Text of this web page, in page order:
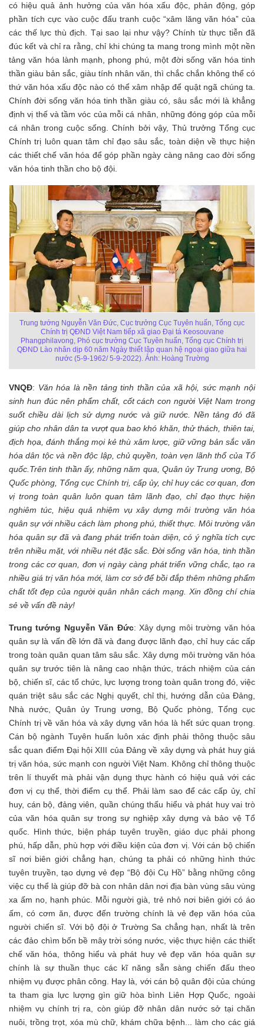
có hiệu quả ảnh hưởng của văn hóa xấu độc, phản động, góp
phần tích cực vào cuộc đấu tranh cuộc “xâm lăng văn hóa” của
các thế lực thù địch. Tại sao lại như vậy? Chính từ thực tiễn đã
đúc kết và chỉ ra rằng, chỉ khi chúng ta mang trong mình một nền
tảng văn hóa lành mạnh, phong phú, một đời sống văn hóa tinh
thần giàu bản sắc, giàu tính nhân văn, thì chắc chắn không thể có
thứ văn hóa xấu độc nào có thể xâm nhập để quật ngã chúng ta.
Chính đời sống văn hóa tinh thần giàu có, sâu sắc mới là khẳng
định vị thế và tầm vóc của mỗi cá nhân, những đóng góp của mỗi
cá nhân trong cuộc sống. Chính bởi vậy, Thủ trưởng Tổng cục
Chính trị luôn quan tâm chỉ đạo sâu sắc, toàn diện về thực hiện
các thiết chế văn hóa để góp phần ngày càng nâng cao đời sống
văn hóa tinh thần cho bộ đội.
Trung tướng Nguyễn Văn Đức, Cục trưởng Cục Tuyên huấn, Tổng cục
Chính trị QĐND Việt Nam tiếp xã giao Đại tá Keosouvane
Phangphilavong, Phó cục trưởng Cục Tuyên huấn, Tổng cục Chính trị
QĐND Lào nhân dịp 60 năm Ngày thiết lập quan hệ ngoại giao giữa hai
nước (5-9-1962/ 5-9-2022). Ảnh: Hoàng Trường
VNQĐ: Văn hóa là nền tảng tinh thần của xã hội, sức mạnh nội
sinh hun đúc nên phẩm chất, cốt cách con người Việt Nam trong
suốt chiều dài lịch sử dựng nước và giữ nước. Nền tảng đó đã
giúp cho nhân dân ta vượt qua bao khó khăn, thử thách, thiên tai,
địch họa, đánh thắng mọi kẻ thù xâm lược, giữ vững bản sắc văn
hóa dân tộc và nền độc lập, chủ quyền, toàn vẹn lãnh thổ của Tổ
quốc.Trên tinh thần ấy, những năm qua, Quân ủy Trung ương, Bộ
Quốc phòng, Tổng cục Chính trị, cấp ủy, chỉ huy các cơ quan, đơn
vị trong toàn quân luôn quan tâm lãnh đạo, chỉ đạo thực hiện
nghiêm túc, hiệu quả nhiệm vụ xây dựng môi trường văn hóa
quân sự với nhiều cách làm phong phú, thiết thực. Môi trường văn
hóa quân sự đã và đang phát triển toàn diện, có ý nghĩa tích cực
trên nhiều mặt, với nhiều nét đặc sắc. Đời sống văn hóa, tinh thần
trong các cơ quan, đơn vị ngày càng phát triển vững chắc, tạo ra
nhiều giá trị văn hóa mới, làm cơ sở để bồi đắp thêm những phẩm
chất tốt đẹp của người quân nhân cách mạng. Xin đồng chí chia
sẻ về vấn đề này!
Trung tướng Nguyễn Văn Đức: Xây dựng môi trường văn hóa
quân sự là vấn đề lớn đã và đang được lãnh đạo, chỉ huy các cấp
trong toàn quân quan tâm sâu sắc. Xây dựng môi trường văn hóa
quân sự trước tiên là nâng cao nhận thức, trách nhiệm của cán
bộ, chiến sĩ, các tổ chức, lực lượng trong toàn quân trong đó, việc
quán triệt sâu sắc các Nghị quyết, chỉ thị, hướng dẫn của Đảng,
Nhà nước, Quân ủy Trung ương, Bộ Quốc phòng, Tổng cục
Chính trị về văn hóa và xây dựng văn hóa là hết sức quan trọng.
Cán bộ ngành Tuyên huấn luôn xác định phải thông thuộc sâu
sắc quan điểm Đại hội XIII của Đảng về xây dựng và phát huy giá
trị văn hóa, sức mạnh con người Việt Nam. Không chỉ thông thuộc
trên lí thuyết mà phải vận dụng thực hành có hiệu quả với các
đơn vị cụ thể, thời điểm cụ thể. Phải làm sao để các cấp ủy, chỉ
huy, cán bộ, đảng viên, quần chúng thấu hiểu và phát huy vai trò
của văn hóa quân sự trong sự nghiệp xây dựng và bảo vệ Tổ
quốc. Hình thức, biện pháp tuyên truyền, giáo dục phải phong
phú, hấp dẫn, phù hợp với điều kiện của đơn vị. Với cán bộ chiến
sĩ nơi biên giới chẳng hạn, chúng ta phải có những hình thức
tuyên truyền, tạo dựng vẻ đẹp “Bộ đội Cụ Hồ” bằng những công
việc cụ thể là giúp đỡ bà con nhân dân nơi địa bàn vùng sâu vùng
xa ấm no, hạnh phúc. Mỗi người già, trẻ nhỏ nơi biên giới có áo
ấm, có cơm ăn, được đến trường chính là vẻ đẹp văn hóa của
người chiến sĩ. Với bộ đội ở Trường Sa chẳng hạn, nhất là trên
các đảo chìm bốn bề mây trời sóng nước, việc thực hiện các thiết
chế văn hóa, thông hiểu và phát huy vẻ đẹp văn hóa quân sự
chính là sự thuần thục các kĩ năng sẵn sàng chiến đấu theo
nhiệm vụ được phân công. Hay là, với cán bộ quân đội của chúng
ta tham gia lực lượng gìn giữ hòa bình Liên Hợp Quốc, ngoài
nhiệm vụ chính trị ra, còn giúp đỡ nhân dân nước sở tại chăn
nuôi, trồng trọt, xóa mù chữ, khám chữa bệnh... làm cho các giá